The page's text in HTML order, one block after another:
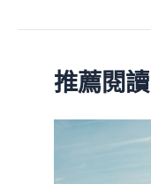
推薦閱讀